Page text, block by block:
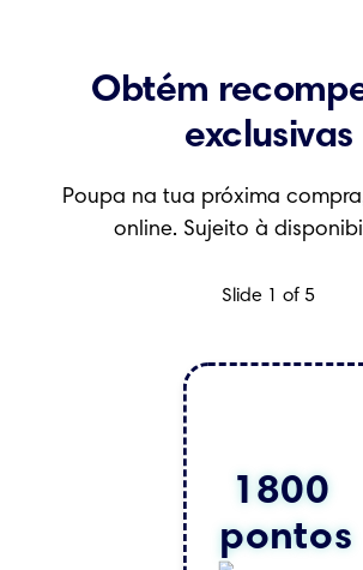
Obtém
exclusivas
Poupa na tua próxima
online. Sujeito à
Slide 1 of 5
1800
pontos